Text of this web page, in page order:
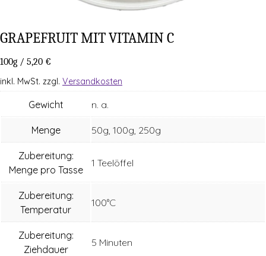
GRAPE­FRUIT MIT VIT­AMIN C
100g / 5,20 €
inkl. MwSt. zzgl. Versandkosten
Gewicht n. a.
Menge 50g, 100g, 250g
Zubereitung:
Menge pro Tasse
1 Teelöffel
Zubereitung:
Temperatur
100°C
Zubereitung:
Ziehdauer
5 Minuten